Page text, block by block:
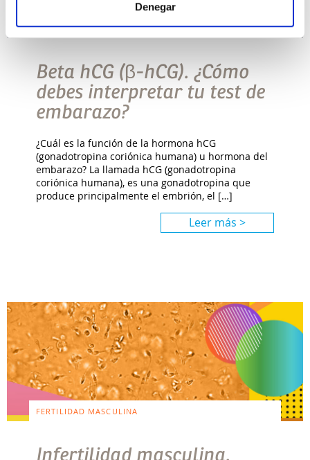
Denegar
QUIERO SER MAMÁ
Beta hCG (β-hCG). ¿Cómo
debes interpretar tu test de
embarazo?
¿Cuál es la función de la hormona hCG
(gonadotropina coriónica humana) u hormona del
embarazo? La llamada hCG (gonadotropina
coriónica humana), es una gonadotropina que
produce principalmente el embrión, el […]
Leer más >
FERTILIDAD MASCULINA
Infertilidad masculina.